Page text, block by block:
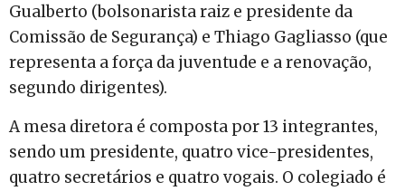
Gualberto (bolsonarista raiz e presidente da
Comissão de Segurança) e Thiago Gagliasso (que
representa a força da juventude e a renovação,
segundo dirigentes).
A mesa diretora é composta por 13 integrantes,
sendo um presidente, quatro vice-presidentes,
quatro secretários e quatro vogais. O colegiado é